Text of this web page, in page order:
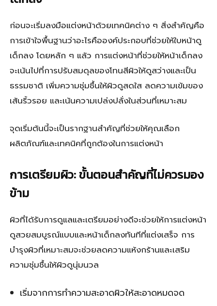
ก่อนจะเริ่มลงมือแต่งหน้าด้วยเทคนิคต่าง ๆ สิ่งสำคัญคือ
การเข้าใจพื้นฐานว่าอะไรคือองค์ประกอบที่ช่วยให้ใบหน้าดู
เด็กลง โดยหลัก ๆ แล้ว การแต่งหน้าที่ช่วยให้หน้าเด็กลง
จะเน้นไปที่การปรับสมดุลของโทนสีผิวให้ดูสว่างและเป็น
ธรรมชาติ เพิ่มความชุ่มชื้นให้ผิวดูสดใส ลดความเข้มของ
เส้นริ้วรอย และเน้นความเปล่งปลั่งในส่วนที่เหมาะสม
จุดเริ่มต้นนี้จะเป็นรากฐานสำคัญที่ช่วยให้คุณเลือก
ผลิตภัณฑ์และเทคนิคที่ถูกต้องในการแต่งหน้า
การเตรียมผิว: ขั้นตอนสำคัญที่ไม่ควรมอง
ข้าม
ผิวที่ได้รับการดูแลและเตรียมอย่างดีจะช่วยให้การแต่งหน้า
ดูสวยสมบูรณ์แบบและหน้าเด็กลงทันทีที่แต่งเสร็จ การ
บำรุงผิวที่เหมาะสมจะช่วยลดความแห้งกร้านและเสริม
ความชุ่มชื้นให้ผิวดูนุ่มนวล
เริ่มจากการทำความสะอาดผิวให้สะอาดหมดจด